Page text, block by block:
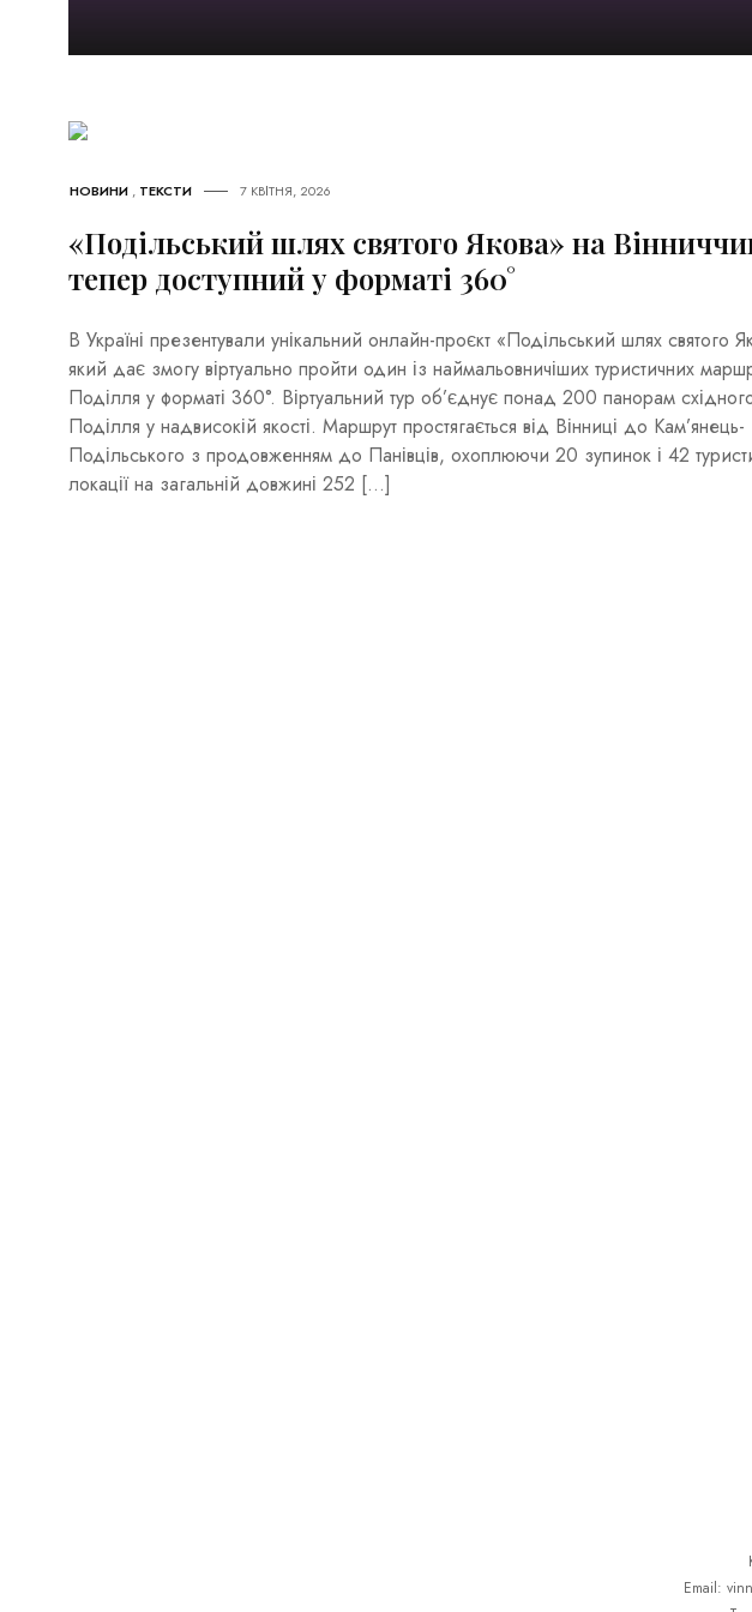
НОВИНИ , ТЕКСТИ 7 КВІТНЯ, 2026
«Подільський шлях святого Якова» на
тепер доступний у форматі 360°
В Україні презентували унікальний онлайн-проєкт «Подільський шлях святого
який дає змогу віртуально пройти один із наймальовничіших туристичних
Поділля у форматі 360°. Віртуальний тур об’єднує понад 200 панорам
Поділля у надвисокій якості. Маршрут простягається від Вінниці до Кам’янець-
Подільського з продовженням до Панівців, охоплюючи 20 зупинок і 42
локації на загальній довжині 252 […]
Email: